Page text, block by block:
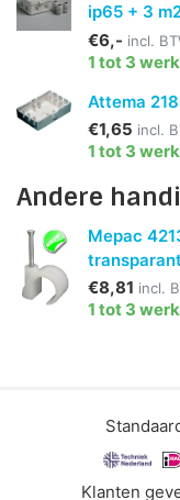
ip65 + 3
€6,- incl.
1 tot 3
Attema
€1,65 incl.
1 tot 3
Andere
Mepac
€8,81 incl.
1 tot 3
Klanten